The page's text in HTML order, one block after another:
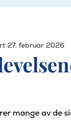
27. februar 2026
mange av de